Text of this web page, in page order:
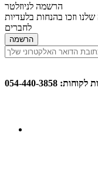
הרשמה לניוזלטר
וזכו בהנחות בלעדיות
לחברים
הרשמה
054-440-3858